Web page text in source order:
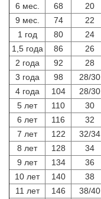
6 мес.
68 20
9 мес.
74 22
1 год
80 24
1,5 года
86 26
2 года
92 28
3 года
98 28/30
4 года
104 28/30
5 лет
110 30
6 лет
116 32
7 лет
122 32/34
8 лет
128 34
9 лет
134 36
10 лет
140 38
11 лет
146 38/40